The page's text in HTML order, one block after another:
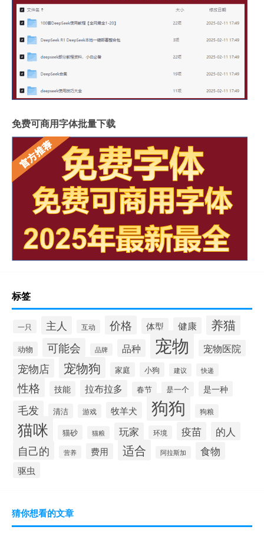
免费可商用字体批量下载
标签
一只 主人 互动 价格 体型 健康 养猫
动物 可能会 品牌 品种 宠物 宠物医院
宠物店 宠物狗 家庭 小狗 建议 快递
性格 技能 拉布拉多 春节 是一个 是一种
毛发 清洁 游戏 牧羊犬 狗狗 狗粮
猫咪 猫砂 猫粮 玩家 环境 疫苗 的人
自己的 营养 费用 适合 阿拉斯加 食物
驱虫
猜你想看的文章